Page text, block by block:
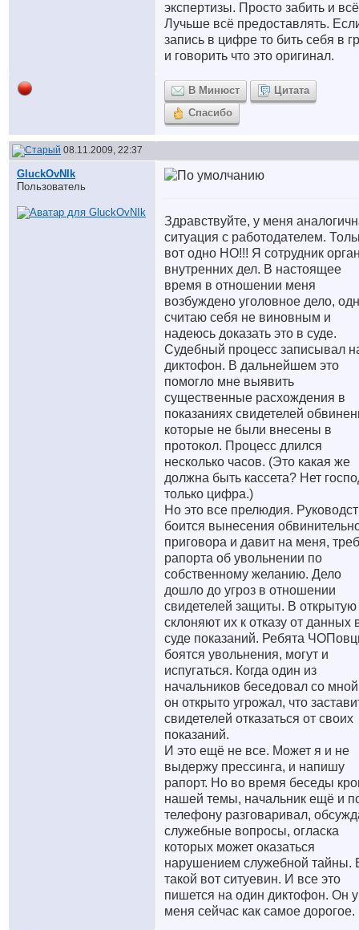
экспертизы. Просто забить и
Лучьше всё предоставлять.
запись в цифре то бить себя в
и говорить что это оригинал.
В Минюст
Цитата
Спасибо
08.11.2009, 22:37
GluckOvNIk
Пользователь
Здравствуйте, у меня
ситуация с работодателем.
вот одно НО!!! Я сотрудник
внутренних дел. В настоящее
время в отношении меня
возбуждено уголовное дело,
считаю себя не виновным и
надеюсь доказать это в суде.
Судебный процесс записывал
диктофон. В дальнейшем это
помогло мне выявить
существенные расхождения в
показаниях свидетелей
которые не были внесены в
протокол. Процесс длился
несколько часов. (Это какая же
должна быть кассета? Нет
только цифра.)
Но это все прелюдия.
боится вынесения
приговора и давит на меня,
рапорта об увольнении по
собственному желанию. Дело
дошло до угроз в отношении
свидетелей защиты. В открытую
склоняют их к отказу от данных
суде показаний. Ребята
боятся увольнения, могут и
испугаться. Когда один из
начальников беседовал со
он открыто угрожал, что
свидетелей отказаться от своих
показаний.
И это ещё не все. Может я и не
выдержу прессинга, и напишу
рапорт. Но во время беседы
нашей темы, начальник ещё и
телефону разговаривал,
служебные вопросы, огласка
которых может оказаться
нарушением служебной тайны.
такой вот ситуевин. И все это
пишется на один диктофон. Он у
меня сейчас как самое дорогое.